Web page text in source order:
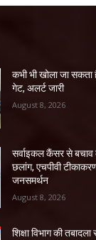
कभी भी खोला जा सकता
गेट, अलर्ट जारी
August 8, 2026
सर्वाइकल कैंसर से बचाव
छलांग, एचपीवी
जनसमर्थन
August 8, 2026
शिक्षा विभाग की